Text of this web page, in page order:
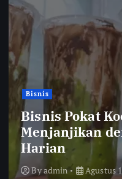
Bisnis
Bisnis Pokat
Menjanjikan
Harian
Byadmin Agustus